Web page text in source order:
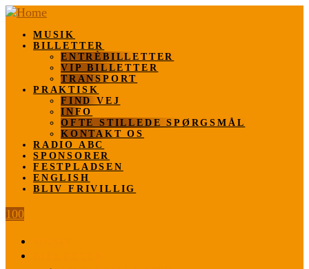
MUSIK
BILLETTER
ENTRÈBILLETTER
VIP BILLETTER
TRANSPORT
PRAKTISK
FIND VEJ
INFO
OFTE STILLEDE SPØRGSMÅL
KONTAKT OS
RADIO ABC
SPONSORER
FESTPLADSEN
ENGLISH
BLIV FRIVILLIG
100